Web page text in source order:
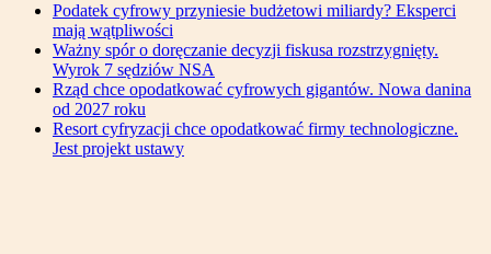
Podatek cyfrowy przyniesie budżetowi miliardy? Eksperci
mają wątpliwości
Ważny spór o doręczanie decyzji fiskusa rozstrzygnięty.
Wyrok 7 sędziów NSA
Rząd chce opodatkować cyfrowych gigantów. Nowa danina
od 2027 roku
Resort cyfryzacji chce opodatkować firmy technologiczne.
Jest projekt ustawy